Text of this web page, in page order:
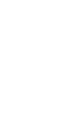
ส.ค. 21 - ส.ค. 23